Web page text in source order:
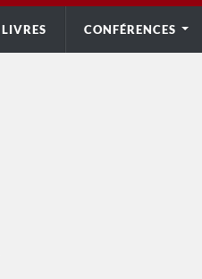
LIVRES CONFÉRENCES